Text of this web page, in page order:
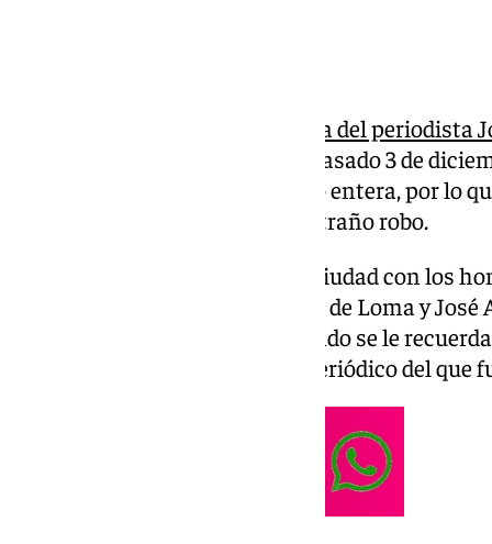
placa del periodista
el Ayuntamiento de Málaga el pasado 3 de
La han desatornillado y quitado entera, por lo
a poner una nueva ante este extraño robo.
Este diciembre comenzó en la ciudad con los
los periodistas fallecidos Rafael de Loma y
ha dedicado un paseo y al segundo se le
la redacción del diario ‘Sur’, el periódico del que